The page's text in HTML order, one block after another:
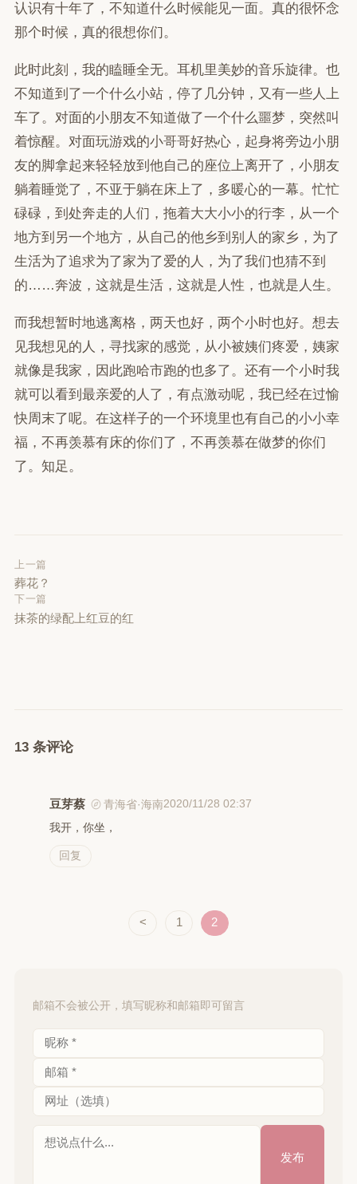
认识有十年了，不知道什么时候能见一面。真的很怀念
那个时候，真的很想你们。
此时此刻，我的瞌睡全无。耳机里美妙的音乐旋律。也
不知道到了一个什么小站，停了几分钟，又有一些人上
车了。对面的小朋友不知道做了一个什么噩梦，突然叫
着惊醒。对面玩游戏的小哥哥好热心，起身将旁边小朋
友的脚拿起来轻轻放到他自己的座位上离开了，小朋友
躺着睡觉了，不亚于躺在床上了，多暖心的一幕。忙忙
碌碌，到处奔走的人们，拖着大大小小的行李，从一个
地方到另一个地方，从自己的他乡到别人的家乡，为了
生活为了追求为了家为了爱的人，为了我们也猜不到
的……奔波，这就是生活，这就是人性，也就是人生。
而我想暂时地逃离格，两天也好，两个小时也好。想去
见我想见的人，寻找家的感觉，从小被姨们疼爱，姨家
就像是我家，因此跑哈市跑的也多了。还有一个小时我
就可以看到最亲爱的人了，有点激动呢，我已经在过愉
快周末了呢。在这样子的一个环境里也有自己的小小幸
福，不再羡慕有床的你们了，不再羡慕在做梦的你们
了。知足。
上一篇
葬花？
下一篇
抹茶的绿配上红豆的红
13 条评论
豆芽蔡 青海省·海南2020/11/28 02:37
我开，你坐，
回复
< 1 2
邮箱不会被公开，填写昵称和邮箱即可留言